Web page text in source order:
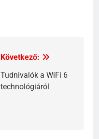
Következő:
Tudnivalók a WiFi 6
technológiáról